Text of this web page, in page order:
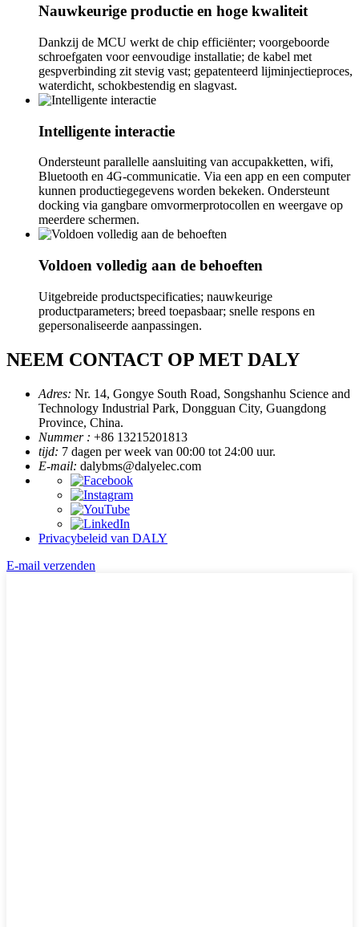
Nauwkeurige productie en hoge kwaliteit
Dankzij de MCU werkt de chip efficiënter; voorgeboorde
schroefgaten voor eenvoudige installatie; de ​​kabel met
gespverbinding zit stevig vast; gepatenteerd lijminjectieproces,
waterdicht, schokbestendig en slagvast.
Intelligente interactie
Ondersteunt parallelle aansluiting van accupakketten, wifi,
Bluetooth en 4G-communicatie. Via een app en een computer
kunnen productiegegevens worden bekeken. Ondersteunt
docking via gangbare omvormerprotocollen en weergave op
meerdere schermen.
Voldoen volledig aan de behoeften
Uitgebreide productspecificaties; nauwkeurige
productparameters; breed toepasbaar; snelle respons en
gepersonaliseerde aanpassingen.
NEEM CONTACT OP MET DALY
Adres: Nr. 14, Gongye South Road, Songshanhu Science and
Technology Industrial Park, Dongguan City, Guangdong
Province, China.
Nummer : +86 13215201813
tijd: 7 dagen per week van 00:00 tot 24:00 uur.
E-mail: dalybms@dalyelec.com
Privacybeleid van DALY
E-mail verzenden